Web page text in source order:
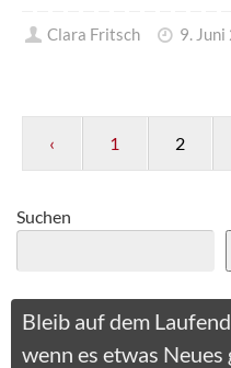
Clara Fritsch 9.
‹ 1 2
Suchen
Bleib auf dem
wenn es etwas Neues